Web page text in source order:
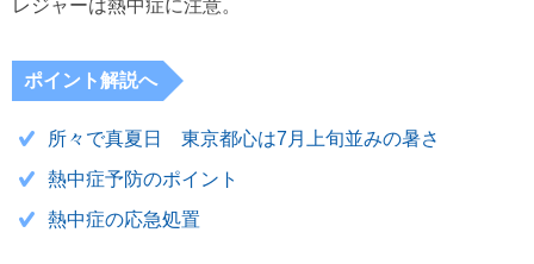
レジャーは熱中症に注意。
ポイント解説へ
所々で真夏日 東京都心は7月上旬並みの暑さ
熱中症予防のポイント
熱中症の応急処置